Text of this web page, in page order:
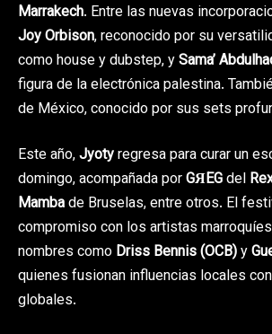
Marrakech. Entre las nuevas
Joy Orbison, reconocido por su
como house y dubstep, ySama’
figura de la electrónica palestina.
de México, conocido por sus sets
Este año,Jyotyregresa para curar un
domingo, acompañada porGЯEGdel
Mambade Bruselas, entre otros. El
compromiso con los artistas
nombres como Driss Bennis(OCB)y
quienes fusionan influencias locales
globales.